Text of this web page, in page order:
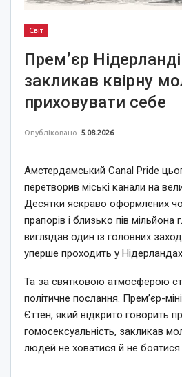
Світ
Прем’єр
закликав квірну
приховувати себе
Опубліковано 5.08.2026
Амстердамський Canal Pride
перетворив міські канали на
Десятки яскраво оформлених
прапорів і близько пів
виглядав один із головних
уперше проходить у
Та за святковою атмосферою
політичне послання. Прем’єр-
Єттен, який відкрито говорить
гомосексуальність, закликав
людей не ховатися й не